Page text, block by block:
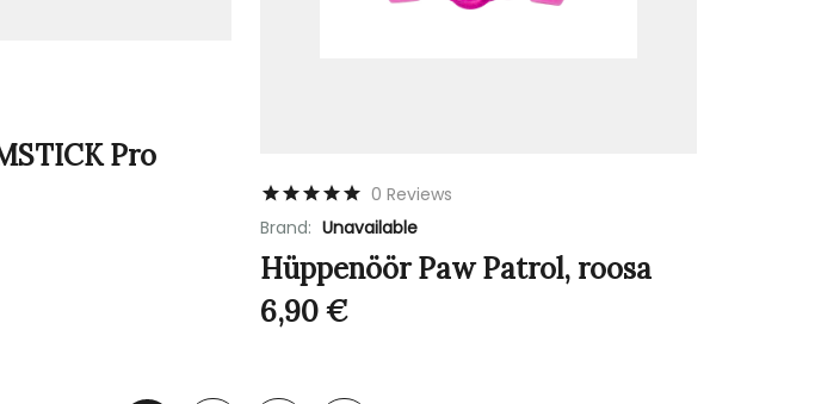
Pro
0 Reviews
Brand: Unavailable
Hüppenöör Paw Patrol, roosa
6,90€